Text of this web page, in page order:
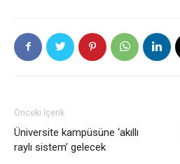
Önceki İçerik
Üniversite kampüsüne ‘akıllı
raylı sistem’ gelecek